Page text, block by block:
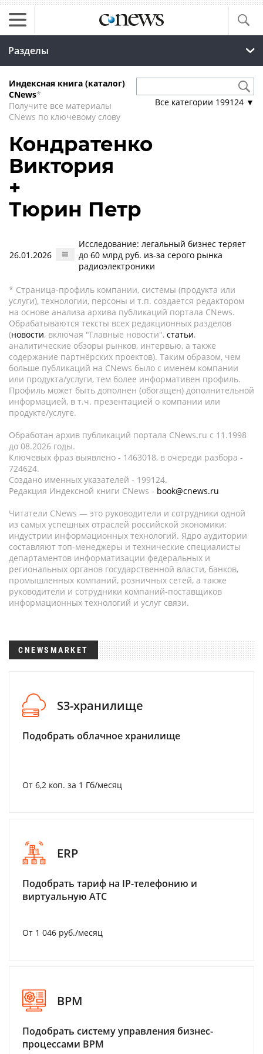
Разделы
Индексная книга (каталог)
CNews*
Получите все материалы
CNews по ключевому слову
Все категории 199124 ▼
Кондратенко
Виктория
+
Тюрин Петр
26.01.2026
Исследование: легальный бизнес теряет
до 60 млрд руб. из-за серого рынка
радиоэлектроники
* Страница-профиль компании, системы (продукта или
услуги), технологии, персоны и т.п. создается редактором
на основе анализа архива публикаций портала CNews.
Обрабатываются тексты всех редакционных разделов
(новости, включая "Главные новости", статьи,
аналитические обзоры рынков, интервью, а также
содержание партнёрских проектов). Таким образом, чем
больше публикаций на CNews было с именем компании
или продукта/услуги, тем более информативен профиль.
Профиль может быть дополнен (обогащен) дополнительной
информацией, в т.ч. презентацией о компании или
продукте/услуге.
Обработан архив публикаций портала CNews.ru c 11.1998
до 08.2026 годы.
Ключевых фраз выявлено - 1463018, в очереди разбора -
724624.
Создано именных указателей - 199124.
Редакция Индексной книги CNews - book@cnews.ru
Читатели CNews — это руководители и сотрудники одной
из самых успешных отраслей российской экономики:
индустрии информационных технологий. Ядро аудитории
составляют топ-менеджеры и технические специалисты
департаментов информатизации федеральных и
региональных органов государственной власти, банков,
промышленных компаний, розничных сетей, а также
руководители и сотрудники компаний-поставщиков
информационных технологий и услуг связи.
CNEWSMARKET
S3-хранилище
Подобрать облачное хранилище
От 6,2 коп. за 1 Гб/месяц
ERP
Подобрать тариф на IP-телефонию и
виртуальную АТС
От 1 046 руб./месяц
BPM
Подобрать систему управления бизнес-
процессами BPM